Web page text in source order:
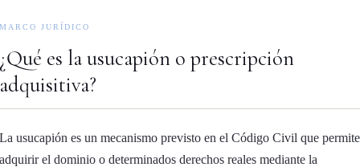
JURÍDICO
es la usucapión o prescripción
usucapión es un mecanismo previsto en el Código Civil que permite
el dominio o determinados derechos reales mediante la